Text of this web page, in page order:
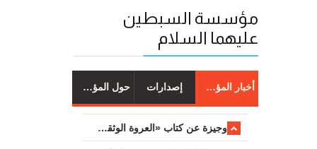
مؤسسة السبطين
عليهما السلام
أخبار المؤسسة إصدارات حول المؤسسة
وجیزة عن کتاب «العروة الوثقی والتعلیقات علیها»